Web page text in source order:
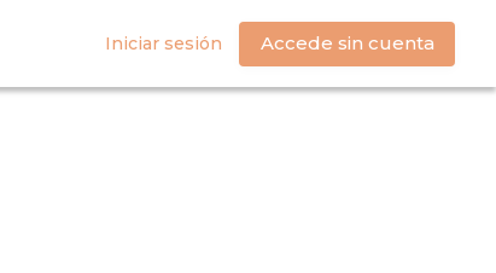
Iniciar sesión Accede sin cuenta